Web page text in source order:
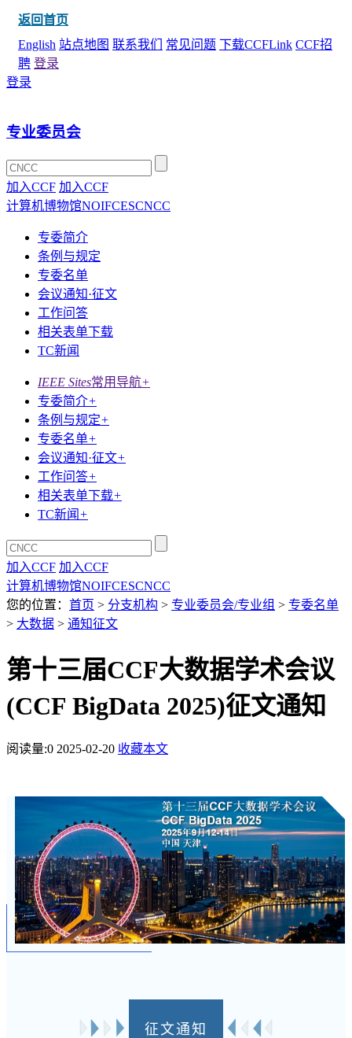
返回首页
English 站点地图 联系我们 常见问题 下载CCFLink CCF招
聘 登录
登录
专业委员会
加入CCF 加入CCF
计算机博物馆NOIFCESCNCC
专委简介
条例与规定
专委名单
会议通知·征文
工作问答
相关表单下载
TC新闻
IEEE Sites常用导航+
专委简介+
条例与规定+
专委名单+
会议通知·征文+
工作问答+
相关表单下载+
TC新闻 +
加入CCF 加入CCF
计算机博物馆NOIFCESCNCC
您的位置： 首页 > 分支机构 > 专业委员会/专业组 > 专委名单
> 大数据 > 通知征文
第十三届CCF大数据学术会议
(CCF BigData 2025)征文通知
阅读量:0 2025-02-20 收藏本文
征文通知